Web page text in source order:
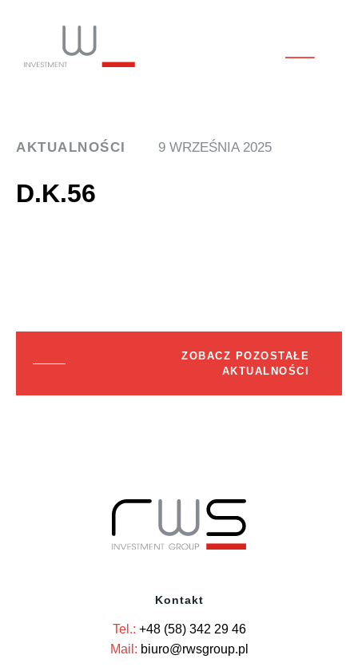
AKTUALNOŚCI 9 WRZEŚNIA 2025
D.K.56
ZOBACZ POZOSTAŁE
AKTUALNOŚCI
Kontakt
Tel.: +48 (58) 342 29 46
Mail: biuro@rwsgroup.pl